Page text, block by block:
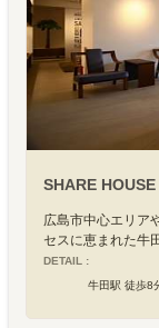
SHARE
広島市中心エリア
セスに恵まれた牛
DETAIL :
牛田駅 徒歩8